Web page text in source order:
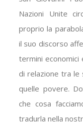
Nazioni Unite
proprio la
il suo discorso
termini economici
di relazione tra le
quelle povere.
che cosa
tradurla nella